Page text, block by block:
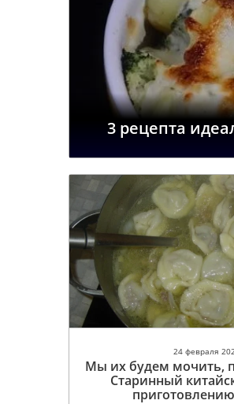
3 рецепта
24 февраля
Мы их будем мочить,
Старинный